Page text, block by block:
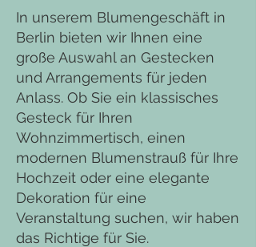
In unserem Blumengeschäft in
Berlin bieten wir Ihnen eine
große Auswahl an Gestecken
und Arrangements für jeden
Anlass. Ob Sie ein klassisches
Gesteck für Ihren
Wohnzimmertisch, einen
modernen Blumenstrauß für Ihre
Hochzeit oder eine elegante
Dekoration für eine
Veranstaltung suchen, wir haben
das Richtige für Sie.